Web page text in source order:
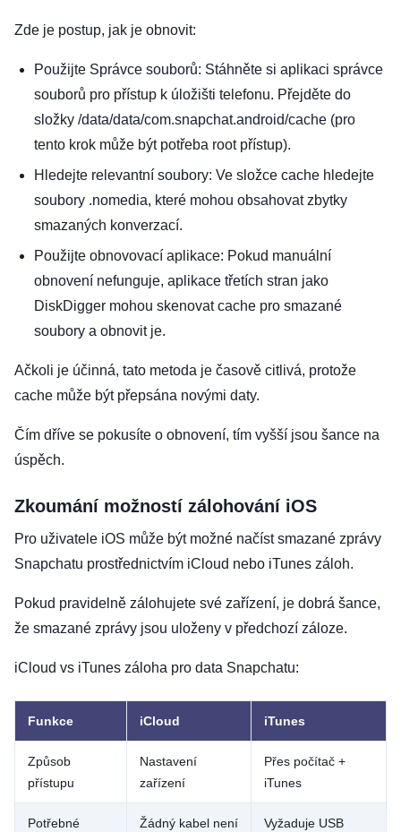
Zde je postup, jak je obnovit:
Použijte Správce souborů: Stáhněte si aplikaci správce
souborů pro přístup k úložišti telefonu. Přejděte do
složky /data/data/com.snapchat.android/cache (pro
tento krok může být potřeba root přístup).
Hledejte relevantní soubory: Ve složce cache hledejte
soubory .nomedia, které mohou obsahovat zbytky
smazaných konverzací.
Použijte obnovovací aplikace: Pokud manuální
obnovení nefunguje, aplikace třetích stran jako
DiskDigger mohou skenovat cache pro smazané
soubory a obnovit je.
Ačkoli je účinná, tato metoda je časově citlivá, protože
cache může být přepsána novými daty.
Čím dříve se pokusíte o obnovení, tím vyšší jsou šance na
úspěch.
Zkoumání možností zálohování iOS
Pro uživatele iOS může být možné načíst smazané zprávy
Snapchatu prostřednictvím iCloud nebo iTunes záloh.
Pokud pravidelně zálohujete své zařízení, je dobrá šance,
že smazané zprávy jsou uloženy v předchozí záloze.
iCloud vs iTunes záloha pro data Snapchatu:
Funkce iCloud iTunes
Způsob
přístupu
Nastavení
zařízení
Přes počítač +
iTunes
Potřebné
Žádný kabel není
Vyžaduje USB